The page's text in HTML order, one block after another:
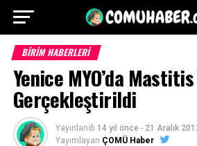
BİRİM HABERLERİ
Yenice MYO’da Mastitis
Gerçekleştirildi
Yayınlandı 14 yıl önce - 21 Aralık
Yayımlayan ÇOMÜ Haber